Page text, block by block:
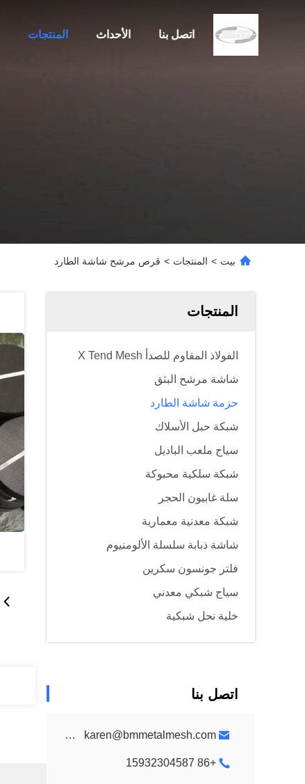
المنتجات الأحداث اتصل بنا
بيت > المنتجات > قرص مرشح شاشة الطارد
المنتجات
الفولاذ المقاوم للصدأ X Tend Mesh
شاشة مرشح البثق
حزمة شاشة الطارد
شبكة حبل الأسلاك
سياج ملعب الباديل
شبكة سلكية محبوكة
سلة غابيون الحجر
شبكة معدنية معمارية
شاشة ذبابة سلسلة الألومنيوم
فلتر جونسون سكرين
سياج شبكي معدني
خلية نحل شبكية
اتصل بنا
metalmeshes@gmail.com karen@bmmetalmesh.com
+86 15932304587